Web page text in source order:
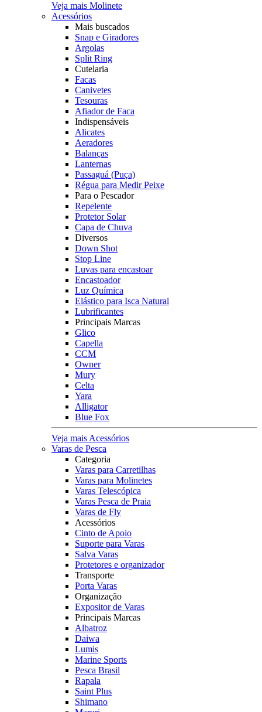
Veja mais Molinete
Acessórios
Mais buscados
Snap e Giradores
Argolas
Split Ring
Cutelaria
Facas
Canivetes
Tesouras
Afiador de Faca
Indispensáveis
Alicates
Aeradores
Balanças
Lanternas
Passaguá (Puça)
Régua para Medir Peixe
Para o Pescador
Repelente
Protetor Solar
Capa de Chuva
Diversos
Down Shot
Stop Line
Luvas para encastoar
Encastoador
Luz Química
Elástico para Isca Natural
Lubrificantes
Principais Marcas
Glico
Capella
CCM
Owner
Mury
Celta
Yara
Alligator
Blue Fox
Veja mais Acessórios
Varas de Pesca
Categoria
Varas para Carretilhas
Varas para Molinetes
Varas Telescópica
Varas Pesca de Praia
Varas de Fly
Acessórios
Cinto de Apoio
Suporte para Varas
Salva Varas
Protetores e organizador
Transporte
Porta Varas
Organização
Expositor de Varas
Principais Marcas
Albatroz
Daiwa
Lumis
Marine Sports
Pesca Brasil
Rapala
Saint Plus
Shimano